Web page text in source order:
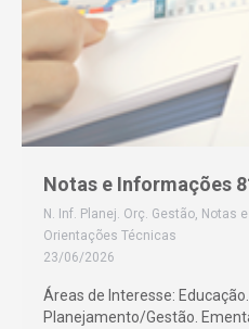
Notas e Informações
N. Inf. Planej. Orç. Gestão, Notas
Orientações Técnicas
23/06/2026
Áreas de Interesse:
Planejamento/Gestão.